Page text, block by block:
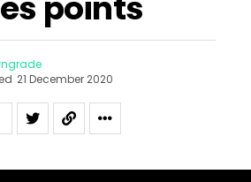
21 December 2020